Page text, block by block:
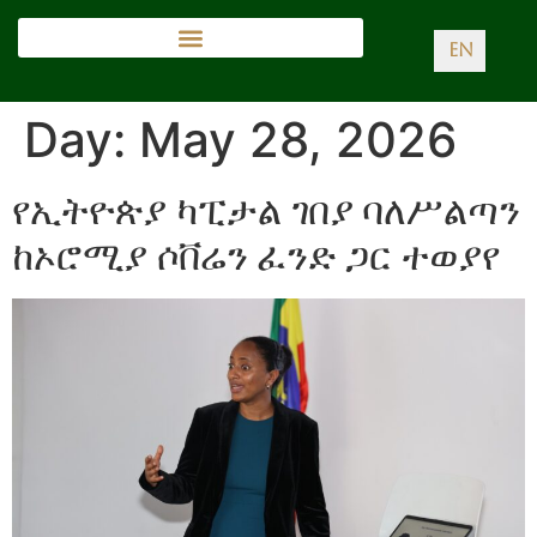
EN
Day: May 28, 2026
የኢትዮጵያ ካፒታል ገበያ ባለሥልጣን
ከኦሮሚያ ሶቨሬን ፈንድ ጋር ተወያየ